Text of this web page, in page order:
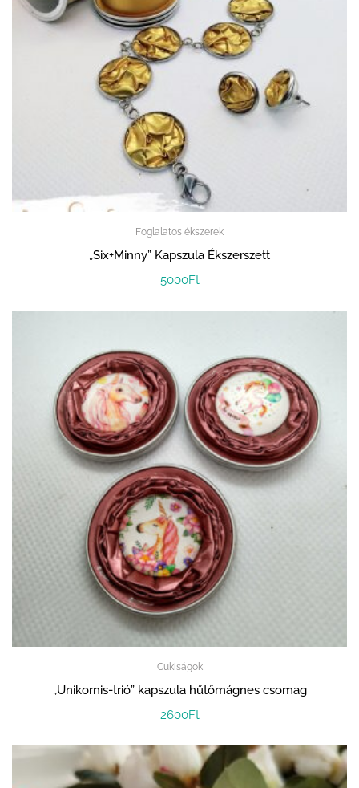
Foglalatos ékszerek
„Six+Minny” Kapszula Ékszerszett
5000Ft
Cukiságok
„Unikornis-trió” kapszula hűtőmágnes csomag
2600Ft